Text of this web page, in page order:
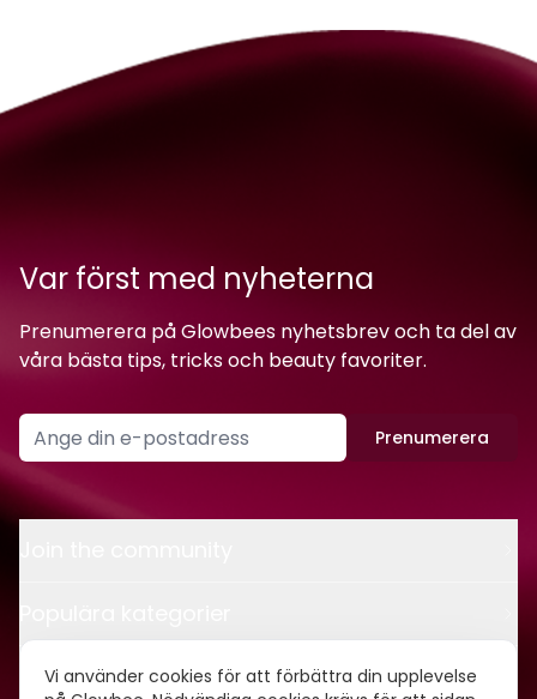
Vi använder cookies för att förbättra din upplevelse
Var först med nyheterna
Prenumerera på Glowbees nyhetsbrev och ta del av
våra bästa tips, tricks och beauty favoriter.
Prenumerera
Kontakt